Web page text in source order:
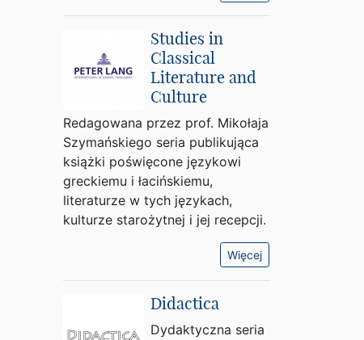
Studies in
Classical
Literature and
Culture
Redagowana przez prof. Mikołaja
Szymańskiego seria publikująca
książki poświęcone językowi
greckiemu i łacińskiemu,
literaturze w tych językach,
kulturze starożytnej i jej recepcji.
Więcej
Didactica
Dydaktyczna seria